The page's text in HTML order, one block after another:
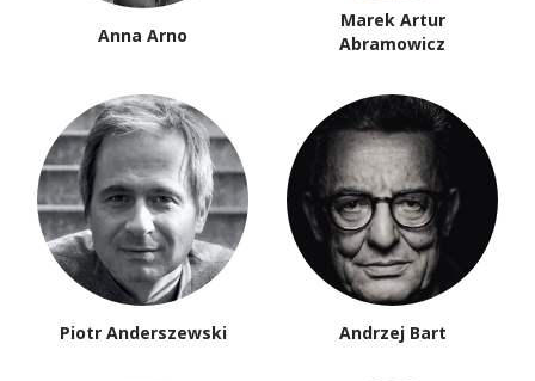
Anna Arno
Marek Artur
Abramowicz
Piotr Anderszewski Andrzej Bart